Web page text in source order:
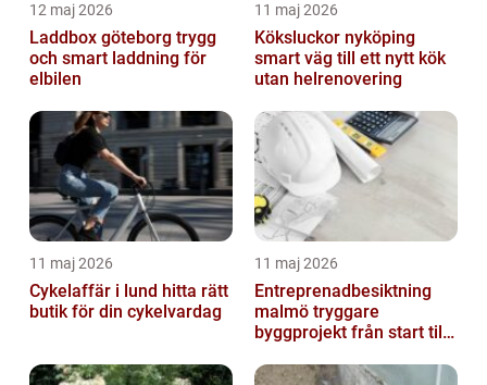
12 maj 2026
Laddbox göteborg trygg
och smart laddning för
elbilen
11 maj 2026
Köksluckor nyköping
smart väg till ett nytt kök
utan helrenovering
11 maj 2026
Cykelaffär i lund hitta rätt
butik för din cykelvardag
11 maj 2026
Entreprenadbesiktning
malmö tryggare
byggprojekt från start till